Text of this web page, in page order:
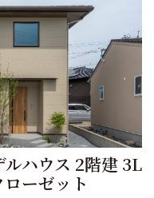
ハウス 2階建 3L
ーゼット